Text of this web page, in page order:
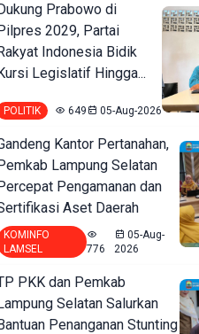
Prabowo di
2029, Partai
Indonesia Bidik
Legislatif Hingga...
POLITIK 649 05-Aug-2026
Kantor Pertanahan,
Lampung Selatan
Pengamanan dan
Aset Daerah
KOMINFO
LAMSEL
776
05-Aug-
2026
PKK dan Pemkab
Selatan Salurkan
Penanganan Stunting